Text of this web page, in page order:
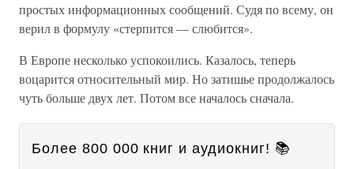
простых информационных сообщений. Судя по всему, он
верил в формулу «стерпится — слюбится».
В Европе несколько успокоились. Казалось, теперь
воцарится относительный мир. Но затишье продолжалось
чуть больше двух лет. Потом все началось сначала.
Более 800 000 книг и аудиокниг! 📚